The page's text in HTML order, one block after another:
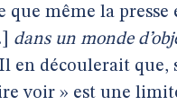
que même la presse
dans un monde
en découlerait que,
voir » est une